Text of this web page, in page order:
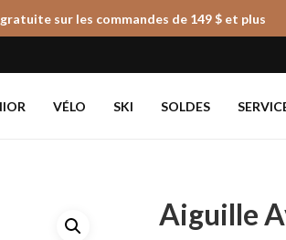
sur les commandes de 149 $ et plus
VÉLO SKI SOLDES
Aiguille